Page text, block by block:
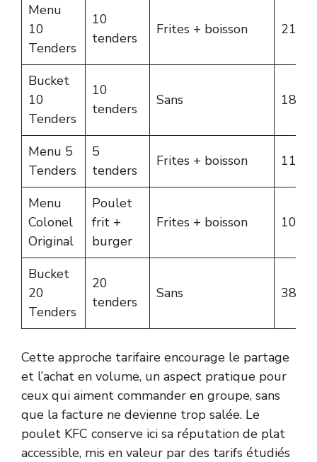
Menu
10
Tenders
10
tenders
Frites + boisson 21,35
Bucket
10
Tenders
10
tenders
Sans 18,95
Menu 5
Tenders
5
tenders
Frites + boisson 11,45
Menu
Colonel
Original
Poulet
frit +
burger
Frites + boisson 10,45
Bucket
20
Tenders
20
tenders
Sans 38,95
Cette approche tarifaire encourage le partage
et l’achat en volume, un aspect pratique pour
ceux qui aiment commander en groupe, sans
que la facture ne devienne trop salée. Le
poulet KFC conserve ici sa réputation de plat
accessible, mis en valeur par des tarifs étudiés